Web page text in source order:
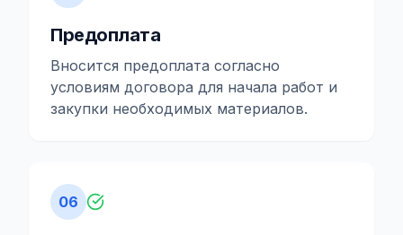
Предоплата
Вносится предоплата согласно
условиям договора для начала работ и
закупки необходимых материалов.
06